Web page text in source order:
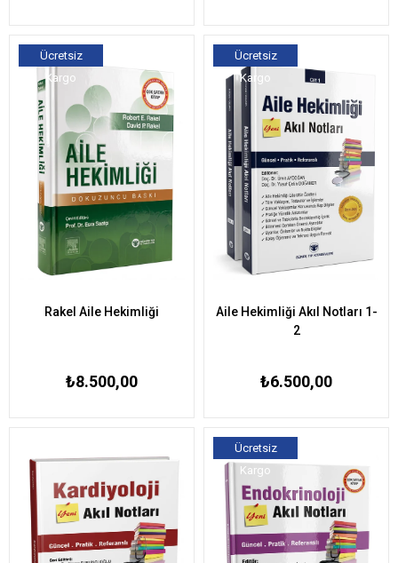
Rakel Aile Hekimliği
₺8.500,00
Ücretsiz
Kargo
Aile Hekimliği Akıl Notları 1-
2
₺6.500,00
Ücretsiz
Kargo
Ücretsiz
Kargo